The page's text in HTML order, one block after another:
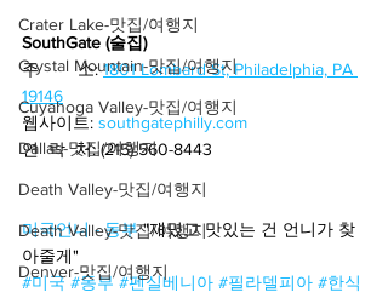
Crater Lake-맛집/여행지
Crystal Mountain-맛집/여행지
Cuyahoga Valley-맛집/여행지
Dallas-맛집/여행지
Death Valley-맛집/여행지
Death Valley-맛집/여행지
Denver-맛집/여행지
SouthGate (술집)
주        소: 1801 Lombard St, Philadelphia, PA
19146
웹사이트: southgatephilly.com
연  락  처: (215) 560-8443
미국언니 - 동부 "재밌고 맛있는 건 언니가 찾
아줄게"
#미국 #동부 #펜실베니아 #필라델피아 #한식